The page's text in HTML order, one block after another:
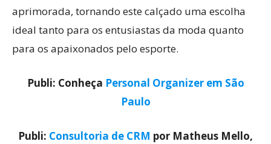
aprimorada, tornando este calçado uma escolha
ideal tanto para os entusiastas da moda quanto
para os apaixonados pelo esporte.
Publi: Conheça Personal Organizer em São
Paulo
Publi: Consultoria de CRM por Matheus Mello,